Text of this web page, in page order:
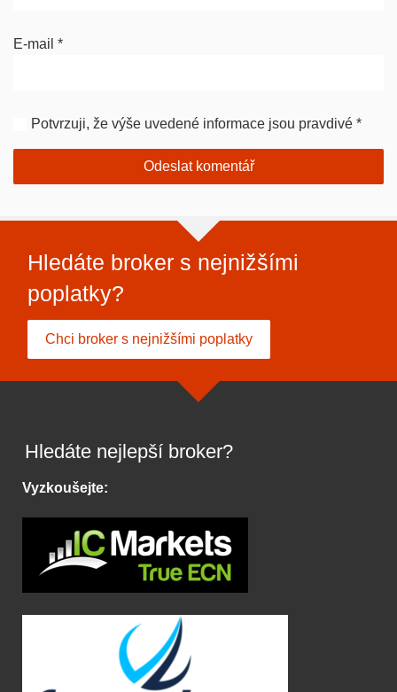
E-mail *
Potvrzuji, že výše uvedené informace jsou pravdivé *
Hledáte broker s nejnižšími
poplatky?
Chci broker s nejnižšími poplatky
Hledáte nejlepší broker?
Vyzkoušejte: